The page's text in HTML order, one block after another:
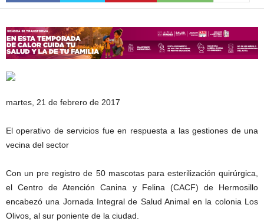
martes, 21 de febrero de 2017
El operativo de servicios fue en respuesta a las gestiones de una
vecina del sector
Con un pre registro de 50 mascotas para esterilización quirúrgica,
el Centro de Atención Canina y Felina (CACF) de Hermosillo
encabezó una Jornada Integral de Salud Animal en la colonia Los
Olivos, al sur poniente de la ciudad.